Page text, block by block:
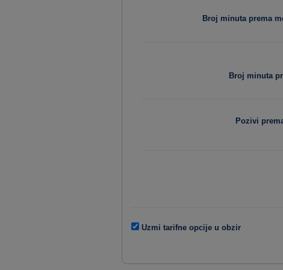
Broj minuta prema
Broj minuta
Pozivi
Uzmi tarifne opcije u obzir